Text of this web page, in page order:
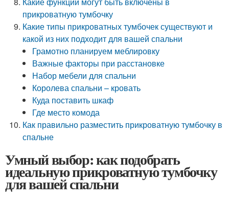
прикроватную тумбочку
Какие типы прикроватных тумбочек существуют и
какой из них подходит для вашей спальни
Грамотно планируем меблировку
Важные факторы при расстановке
Набор мебели для спальни
Королева спальни – кровать
Куда поставить шкаф
Где место комода
Как правильно разместить прикроватную тумбочку в
спальне
Умный выбор: как подобрать
идеальную прикроватную тумбочку
для вашей спальни